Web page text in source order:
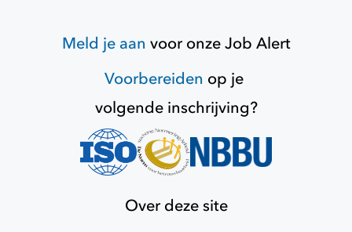
Meld je aan voor onzeJob Alert
Voorbereiden op je
volgende inschrijving?
Over deze site